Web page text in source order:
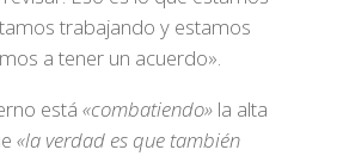
trabajando y estamos
a tener un acuerdo».
está «combatiendo» la alta
«la verdad es que también